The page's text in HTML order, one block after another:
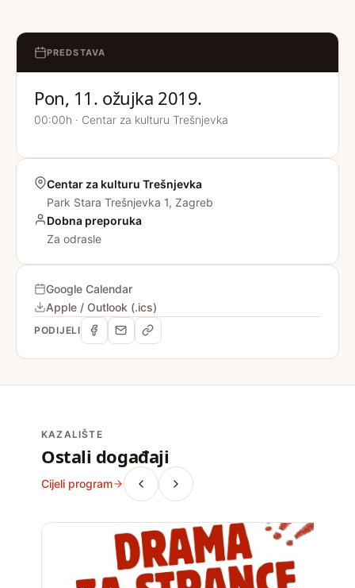
PREDSTAVA
Pon, 11. ožujka 2019.
00:00h · Centar za kulturu Trešnjevka
Centar za kulturu Trešnjevka
Park Stara Trešnjevka 1, Zagreb
Dobna preporuka
Za odrasle
Google Calendar
Apple / Outlook (.ics)
PODIJELI
KAZALIŠTE
Ostali događaji
Cijeli program